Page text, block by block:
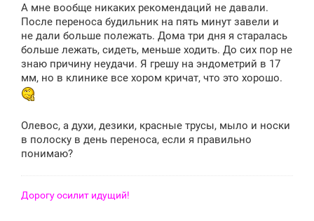
А мне вообще никаких рекомендаций не давали.
После переноса будильник на пять минут завели и
не дали больше полежать. Дома три дня я старалась
больше лежать, сидеть, меньше ходить. До сих пор не
знаю причину неудачи. Я грешу на эндометрий в 17
мм, но в клинике все хором кричат, что это хорошо.
Олевос, а духи, дезики, красные трусы, мыло и носки
в полоску в день переноса, если я правильно
понимаю?
Дорогу осилит идущий!